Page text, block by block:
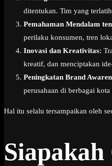
ditentukan. Tim yang
Pemahaman Mendalam
perilaku konsumen, tren
Inovasi dan Kreativitas:
kreatif, dan menciptakan
Peningkatan Brand
perusahaan di berbagai
Hal itu selalu tersampaikan oleh